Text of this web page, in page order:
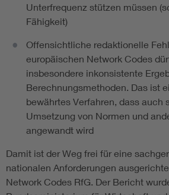
Unterfrequenz stützen müssen
Fähigkeit)
Offensichtliche redaktionelle
europäischen Network Codes
insbesondere inkonsistente
Berechnungsmethoden. Das ist
bewährtes Verfahren, dass auch
Umsetzung von Normen und
angewandt wird
Damit ist der Weg frei für eine
nationalen Anforderungen
Network Codes RfG. Der Bericht